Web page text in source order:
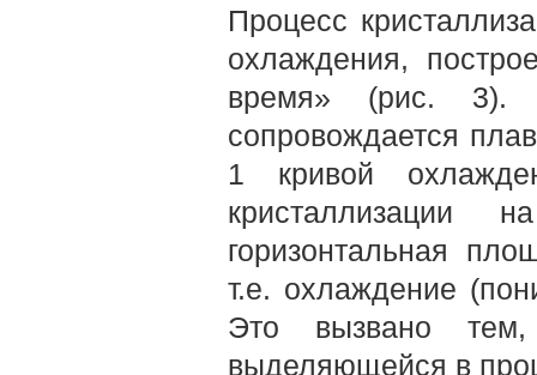
Процесс
охлаждения,
время» (рис. 3).
сопровождается
1 кривой
кристаллизации
горизонтальная
т.е. охлаж­дение
Это вызвано тем,
выделяющейся в